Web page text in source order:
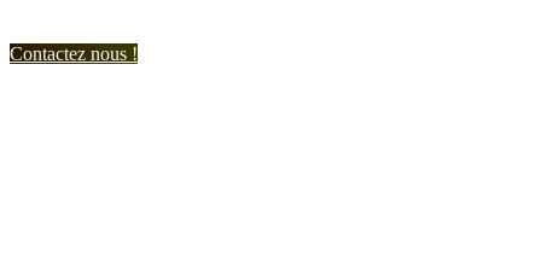
Contactez nous !